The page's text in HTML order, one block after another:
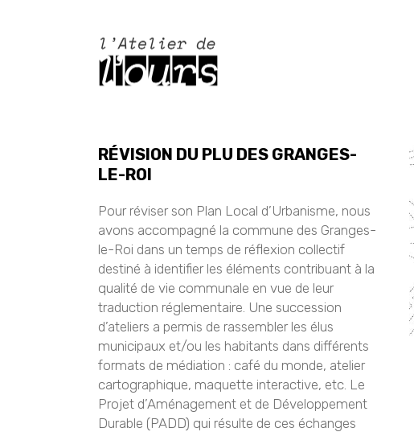
RÉVISION DU PLU DES GRANGES-
LE-ROI
Pour réviser son Plan Local d’Urbanisme, nous
avons accompagné la commune des Granges-
le-Roi dans un temps de réflexion collectif
destiné à identifier les éléments contribuant à la
qualité de vie communale en vue de leur
traduction réglementaire. Une succession
d’ateliers a permis de rassembler les élus
municipaux et/ou les habitants dans différents
formats de médiation : café du monde, atelier
cartographique, maquette interactive, etc. Le
Projet d’Aménagement et de Développement
Durable (PADD) qui résulte de ces échanges